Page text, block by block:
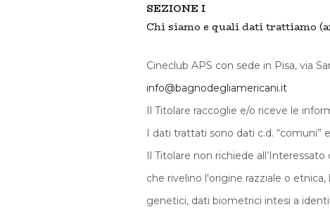
SEZIONE I
Chi siamo e quali dati trattiamo
Cineclub APS con sede in Pisa, via
info@bagnodegliamericani.it
Il Titolare raccoglie e/o riceve le
I dati trattati sono dati c.d.
Il Titolare non richiede
che rivelino l'origine razziale o
genetici, dati biometrici intesi a